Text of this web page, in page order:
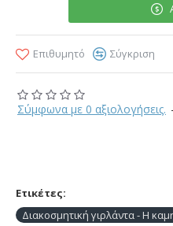
Σύμφωνα με 0 αξιολογήσεις. -
Επιθυμητό Σύγκριση
Ετικέτες:
Διακοσμητική γιρλάντα - Η